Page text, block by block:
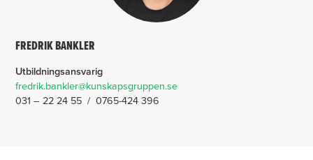
FREDRIK BANKLER
Utbildningsansvarig
fredrik.bankler@kunskapsgruppen.se
031 – 22 24 55 / 0765-424 396